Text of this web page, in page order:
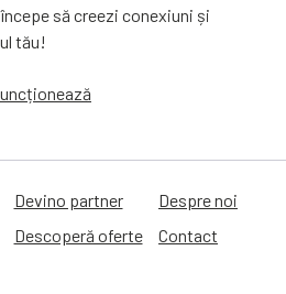
să creezi conexiuni și
tău!
Devino partner
Descoperă oferte
Despre noi
Contact